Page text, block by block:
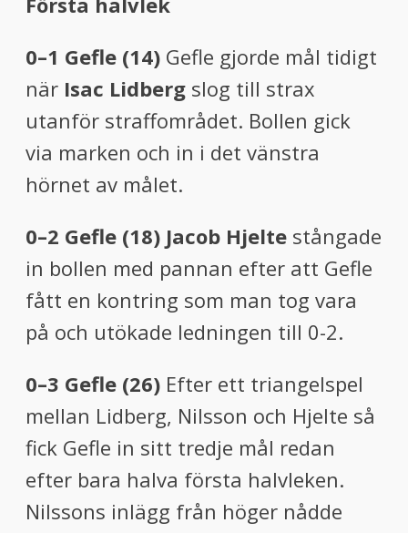
0–1 Gefle (14) Gefle gjorde mål tidigt
när Isac Lidberg slog till strax
utanför straffområdet. Bollen gick
via marken och in i det vänstra
hörnet av målet.
0–2 Gefle (18) Jacob Hjelte stångade
in bollen med pannan efter att Gefle
fått en kontring som man tog vara
på och utökade ledningen till 0-2.
0–3 Gefle (26) Efter ett triangelspel
mellan Lidberg, Nilsson och Hjelte så
fick Gefle in sitt tredje mål redan
efter bara halva första halvleken.
Nilssons inlägg från höger nådde